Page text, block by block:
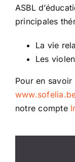
ASBL
principales
La vie
Les
Pour en
notre compte